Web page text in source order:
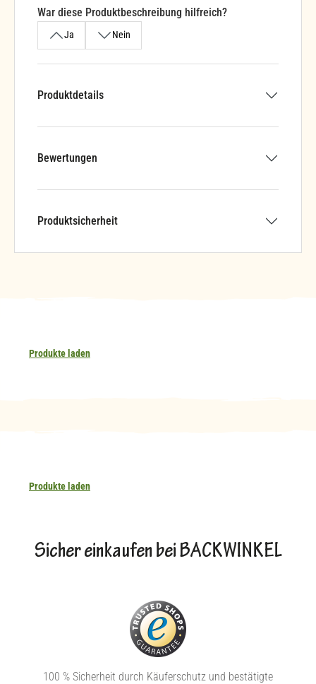
War diese Produktbeschreibung hilfreich?
Ja Nein
Produktdetails
Bewertungen
Produktsicherheit
Produkte laden
Produkte laden
Sicher einkaufen bei BACKWINKEL
100 % Sicherheit durch Käuferschutz und bestätigte